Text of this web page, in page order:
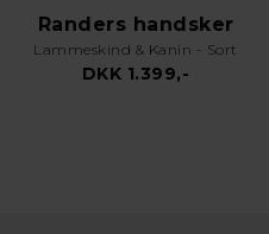
Randers handsker
Lammeskind & Kanin - Sort
DKK 1.399,-